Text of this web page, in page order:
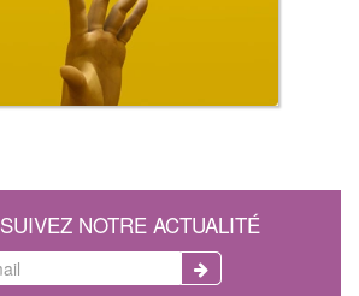
SUIVEZ NOTRE ACTUALITÉ